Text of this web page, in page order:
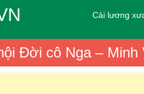
Cải lương
Đời cô Nga –